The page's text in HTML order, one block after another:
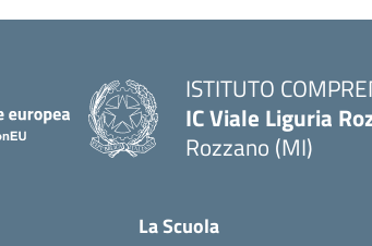
ISTITUTO
IC Viale Liguria
Rozzano (MI)
La Scuola